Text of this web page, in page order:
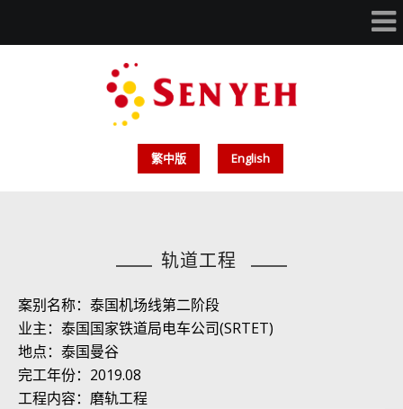
繁中版 English
轨道工程
案别名称：泰国机场线第二阶段
业主：泰国国家铁道局电车公司(SRTET)
地点：泰国曼谷
完工年份：2019.08
工程内容：磨轨工程